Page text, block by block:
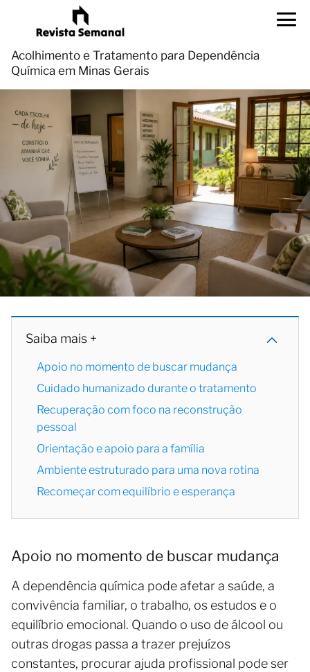
Acolhimento e Tratamento para Dependência
Química em Minas Gerais
Saiba mais +
Apoio no momento de buscar mudança
Cuidado humanizado durante o tratamento
Recuperação com foco na reconstrução
pessoal
Orientação e apoio para a família
Ambiente estruturado para uma nova rotina
Recomeçar com equilíbrio e esperança
Apoio no momento de buscar mudança
A dependência química pode afetar a saúde, a
convivência familiar, o trabalho, os estudos e o
equilíbrio emocional. Quando o uso de álcool ou
outras drogas passa a trazer prejuízos
constantes, procurar ajuda profissional pode ser